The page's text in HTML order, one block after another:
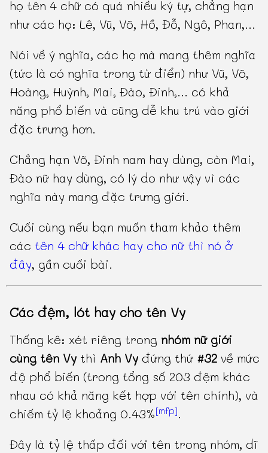
họ tên 4 chữ có quá nhiều ký tự, chẳng hạn
như các họ: Lê, Vũ, Võ, Hồ, Đỗ, Ngô, Phan,...
Nói về ý nghĩa, các họ mà mang thêm nghĩa
(tức là có nghĩa trong từ điển) như Vũ, Võ,
Hoàng, Huỳnh, Mai, Đào, Đinh,... có khả
năng phổ biến và cũng dễ khu trú vào giới
đặc trưng hơn.
Chẳng hạn Võ, Đinh nam hay dùng, còn Mai,
Đào nữ hay dùng, có lý do như vậy vì các
nghĩa này mang đặc trưng giới.
Cuối cùng nếu bạn muốn tham khảo thêm
các tên 4 chữ khác hay cho nữ thì nó ở
đây, gần cuối bài.
Các đệm, lót hay cho tên Vy
Thống kê: xét riêng trong nhóm nữ giới
cùng tên Vy thì Anh Vy đứng thứ #32 về mức
độ phổ biến (trong tổng số 203 đệm khác
nhau có khả năng kết hợp với tên chính), và
chiếm tỷ lệ khoảng 0.43%[mfp].
Đây là tỷ lệ thấp đối với tên trong nhóm, dĩ